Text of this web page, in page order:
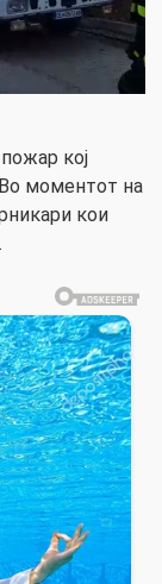
кој
моментот на
кои